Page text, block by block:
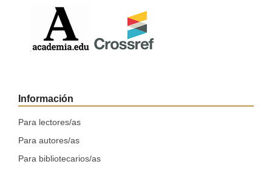
Información
Para lectores/as
Para autores/as
Para bibliotecarios/as